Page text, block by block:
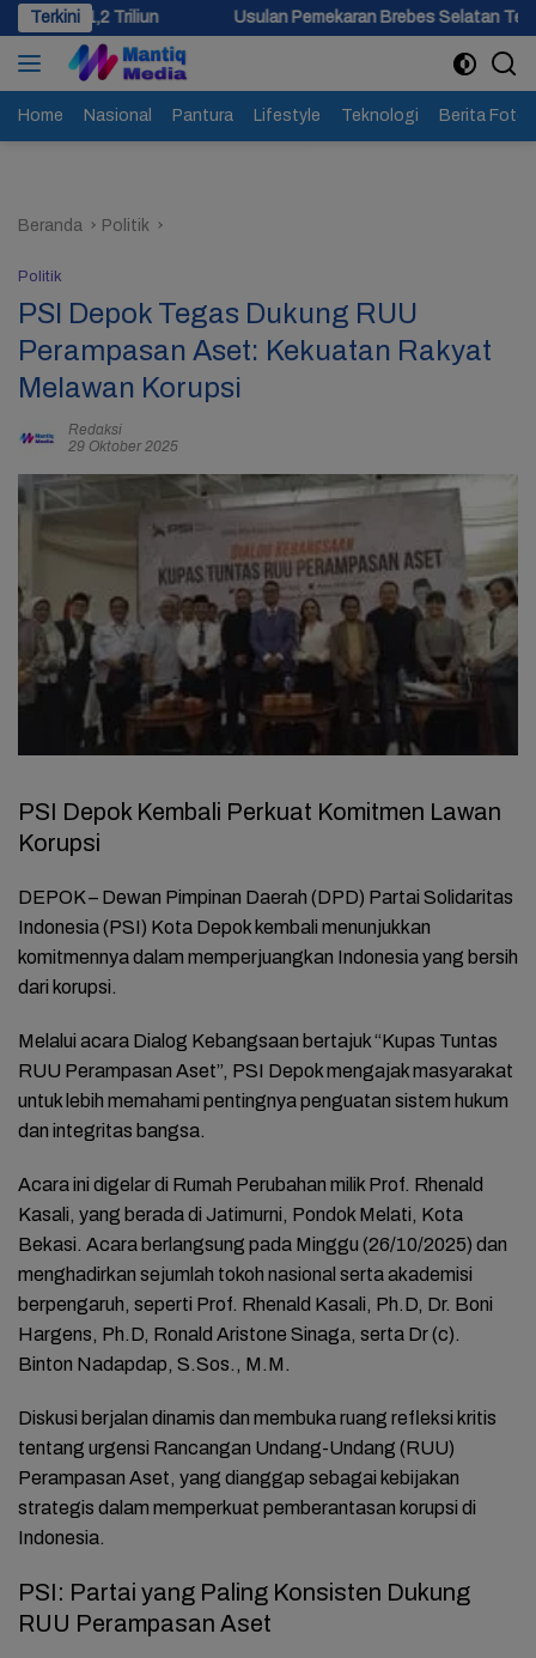
Langsung
ke
konten
Terkini Usulan Pemekaran Brebes Selatan Terkendala
Home Nasional Pantura Lifestyle Teknologi Berita Foto
Beranda Politik
Politik
PSI Depok Tegas Dukung RUU
Perampasan Aset: Kekuatan Rakyat
Melawan Korupsi
Redaksi
29 Oktober 2025
PSI Depok Kembali Perkuat Komitmen Lawan
Korupsi
DEPOK – Dewan Pimpinan Daerah (DPD) Partai Solidaritas
Indonesia (PSI) Kota Depok kembali menunjukkan
komitmennya dalam memperjuangkan Indonesia yang bersih
dari korupsi.
Melalui acara Dialog Kebangsaan bertajuk “Kupas Tuntas
RUU Perampasan Aset”, PSI Depok mengajak masyarakat
untuk lebih memahami pentingnya penguatan sistem hukum
dan integritas bangsa.
Acara ini digelar di Rumah Perubahan milik Prof. Rhenald
Kasali, yang berada di Jatimurni, Pondok Melati, Kota
Bekasi. Acara berlangsung pada Minggu (26/10/2025) dan
menghadirkan sejumlah tokoh nasional serta akademisi
berpengaruh, seperti Prof. Rhenald Kasali, Ph.D, Dr. Boni
Hargens, Ph.D, Ronald Aristone Sinaga, serta Dr (c).
Binton Nadapdap, S.Sos., M.M.
Diskusi berjalan dinamis dan membuka ruang refleksi kritis
tentang urgensi Rancangan Undang-Undang (RUU)
Perampasan Aset, yang dianggap sebagai kebijakan
strategis dalam memperkuat pemberantasan korupsi di
Indonesia.
PSI: Partai yang Paling Konsisten Dukung
RUU Perampasan Aset